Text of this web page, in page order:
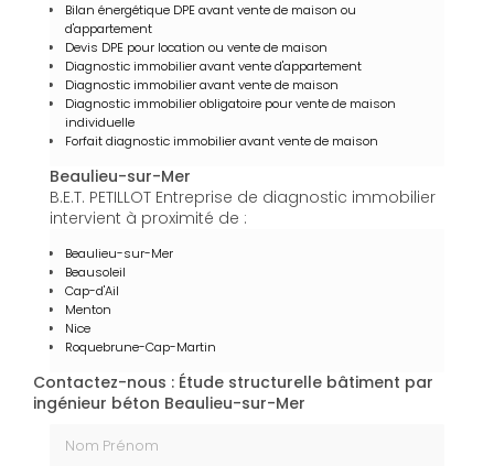
Bilan énergétique DPE avant vente de maison ou
d'appartement
Devis DPE pour location ou vente de maison
Diagnostic immobilier avant vente d'appartement
Diagnostic immobilier avant vente de maison
Diagnostic immobilier obligatoire pour vente de maison
individuelle
Forfait diagnostic immobilier avant vente de maison
Beaulieu-sur-Mer
B.E.T. PETILLOT Entreprise de diagnostic immobilier
intervient à proximité de :
Beaulieu-sur-Mer
Beausoleil
Cap-d'Ail
Menton
Nice
Roquebrune-Cap-Martin
Contactez-nous : Étude structurelle bâtiment par
ingénieur béton Beaulieu-sur-Mer